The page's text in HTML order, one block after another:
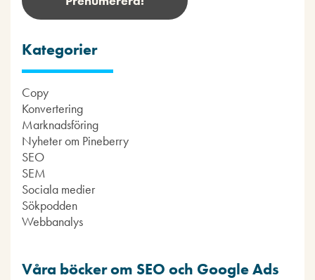
Kategorier
Copy
Konvertering
Marknadsföring
Nyheter om Pineberry
SEO
SEM
Sociala medier
Sökpodden
Webbanalys
Våra böcker om SEO och Google Ads